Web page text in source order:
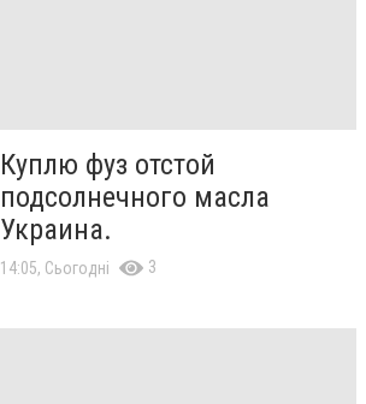
Куплю фуз отстой
подсолнечного масла
Украина.
14:05, Сьогодні 3